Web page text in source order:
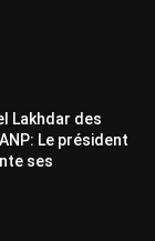
Lakhdar des
Le président
ses